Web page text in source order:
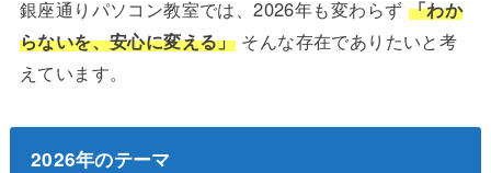
銀座通りパソコン教室では、2026年も変わらず 「わか
らないを、安心に変える」そんな存在でありたいと考
えています。
2026年のテーマ